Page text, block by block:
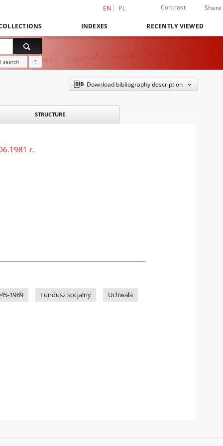
EN PL Contrast Share
INDEXES RECENTLY VIEWED
search ?
Download bibliography description
STRUCTURE
r.
1989 Fundusz socjalny Uchwała